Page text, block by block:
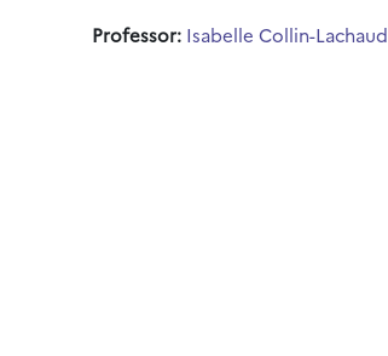
Professor: Isabelle Collin-Lachaud